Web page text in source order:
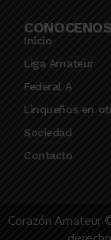
CONOCENOS
Inicio
Liga Amateur
Federal A
Linqueños en
Sociedad
Contacto
Corazón Amateur